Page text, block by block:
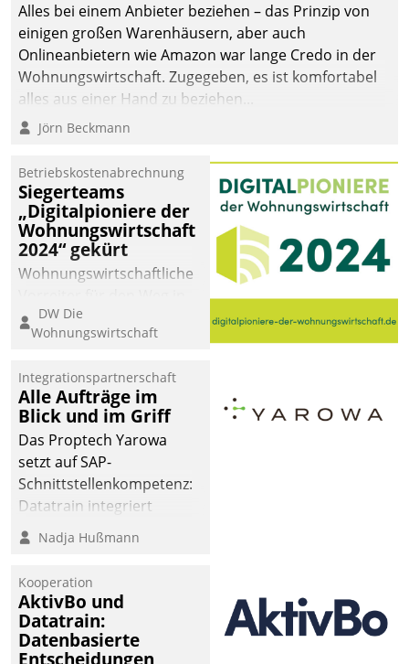
Alles bei einem Anbieter beziehen – das Prinzip von
einigen großen Warenhäusern, aber auch
Onlineanbietern wie Amazon war lange Credo in der
Wohnungswirtschaft. Zugegeben, es ist komfortabel
alles aus einer Hand zu beziehen...
Jörn Beckmann
Betriebskostenabrechnung
Siegerteams
„Digitalpioniere der
Wohnungswirtschaft
2024“ gekürt
Wohnungswirtschaftliche
eine digitale Zukunft zu
finden, ist das Ziel des
der
Wohnungswirtschaft“.
Bewerben können sich
dafür ein Team
bestehend aus
Wohnungsunternehmen
und PropTech.
DW Die
Wohnungswirtschaft
Integrationspartnerschaft
Alle Aufträge im
Blick und im Griff
Das Proptech Yarowa
setzt auf SAP-
Schnittstellenkompetenz:
Datatrain integriert
Yarowas Portal zur
Vergabe und Verwaltung
operativen
Instandhaltung in die
SAP-Systemlandschaft
deutscher
Nadja Hußmann
Kooperation
AktivBo und
Datatrain:
Datenbasierte
Entscheidungen